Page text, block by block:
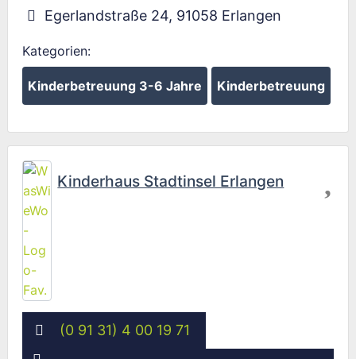
Egerlandstraße 24, 91058 Erlangen
Kategorien:
Kinderbetreuung 3-6 Jahre Kinderbetreuung
Kinderhaus Stadtinsel Erlangen
(0 91 31) 4 00 19 71